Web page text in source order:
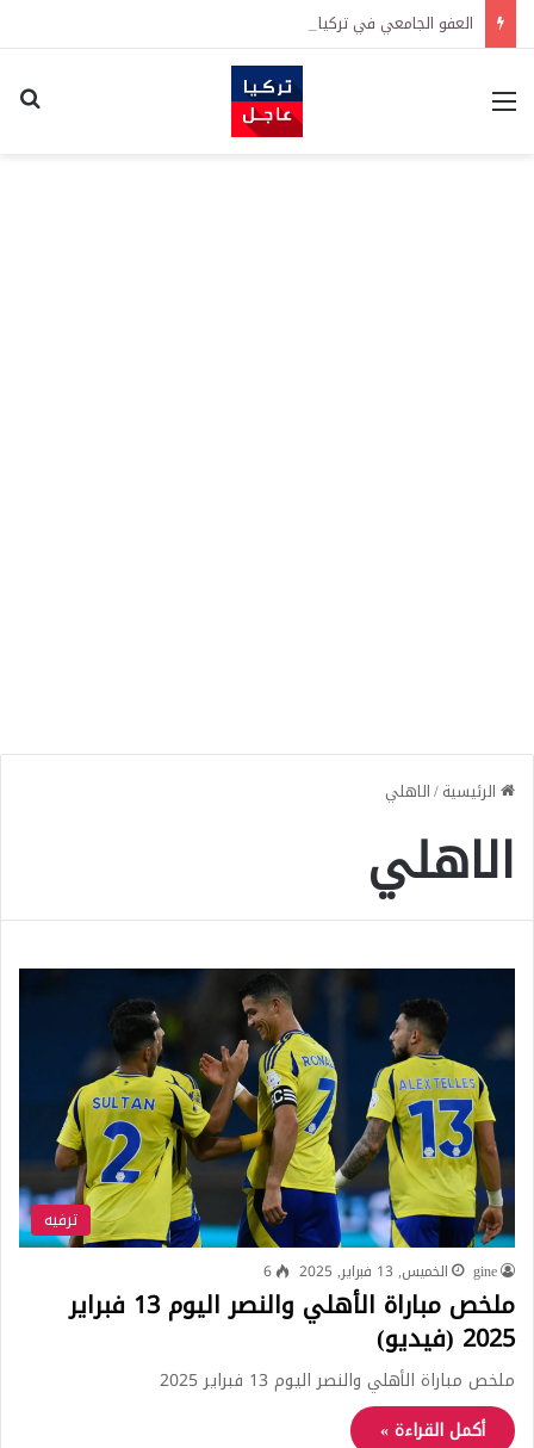
العفو الجامعي في تركيا يدخل حيز التنفيذ رسمياً
القائمة
الرئيسية/الاهلي
الاهلي
ترفيه
gine الخميس, 13 فبراير, 2025 6
ملخص مباراة الأهلي والنصر اليوم 13 فبراير
2025 (فيديو)
ملخص مباراة الأهلي والنصر اليوم 13 فبراير 2025
أكمل القراءة »